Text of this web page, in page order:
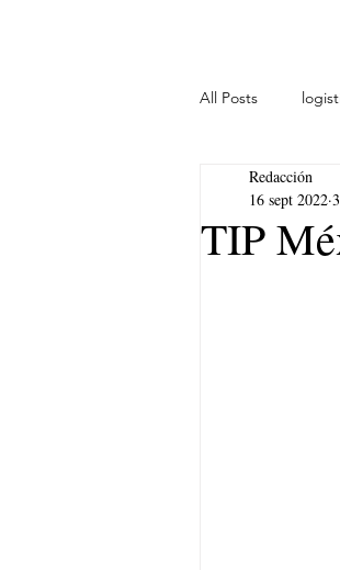
All Posts
lideres
TIP
Redacción
16 sept 2022